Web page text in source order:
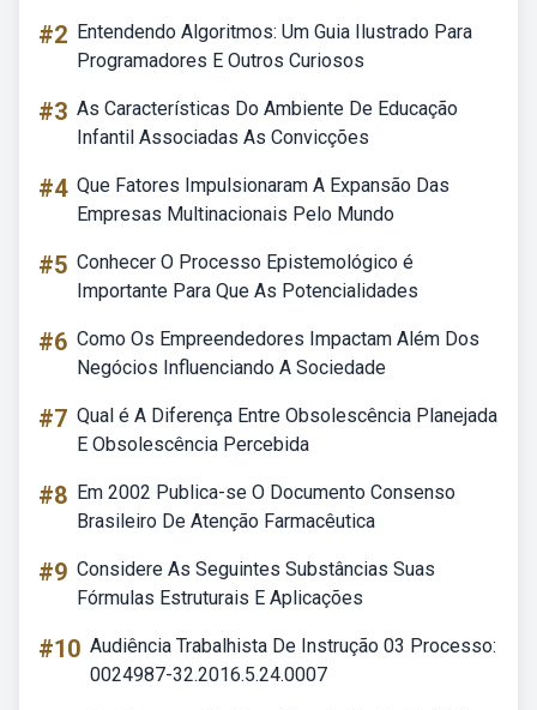
#2 Entendendo Algoritmos: Um Guia Ilustrado Para
Programadores E Outros Curiosos
#3 As Características Do Ambiente De Educação
Infantil Associadas As Convicções
#4 Que Fatores Impulsionaram A Expansão Das
Empresas Multinacionais Pelo Mundo
#5 Conhecer O Processo Epistemológico é
Importante Para Que As Potencialidades
#6 Como Os Empreendedores Impactam Além Dos
Negócios Influenciando A Sociedade
#7 Qual é A Diferença Entre Obsolescência Planejada
E Obsolescência Percebida
#8 Em 2002 Publica-se O Documento Consenso
Brasileiro De Atenção Farmacêutica
#9 Considere As Seguintes Substâncias Suas
Fórmulas Estruturais E Aplicações
#10 Audiência Trabalhista De Instrução 03 Processo:
0024987-32.2016.5.24.0007